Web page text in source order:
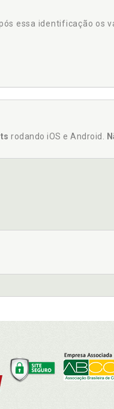
essa identificação os
rodando iOS e Android.